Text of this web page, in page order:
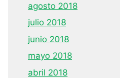
agosto 2018
julio 2018
junio 2018
mayo 2018
abril 2018